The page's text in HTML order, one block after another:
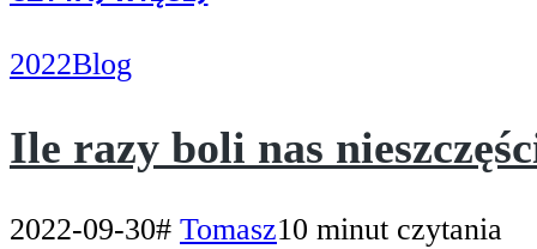
2022Blog
Ile razy boli nas
2022-09-30# Tomasz10 minut czytania